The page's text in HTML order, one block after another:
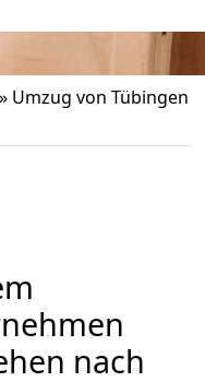
» Umzug von Tübingen
nach